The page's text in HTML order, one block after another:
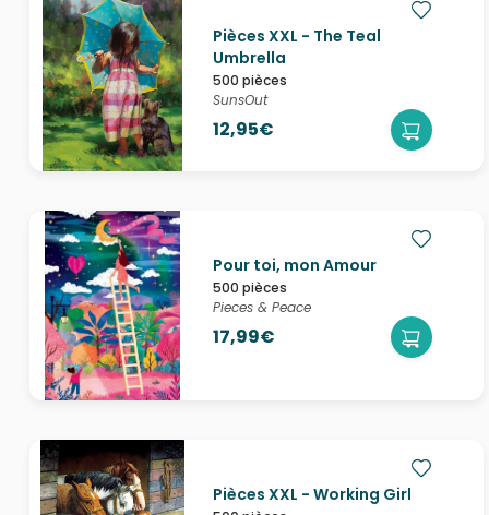
Pièces XXL - The Teal
Umbrella
500 pièces
SunsOut
12,95€
Pour toi, mon Amour
500 pièces
Pieces & Peace
17,99€
Pièces XXL - Working Girl